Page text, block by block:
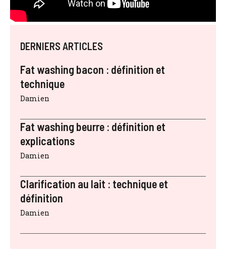
DERNIERS ARTICLES
Fat washing bacon : définition et
technique
Damien
Fat washing beurre : définition et
explications
Damien
Clarification au lait : technique et
définition
Damien